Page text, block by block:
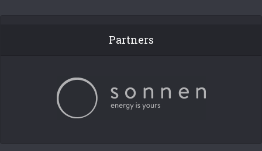
Partners